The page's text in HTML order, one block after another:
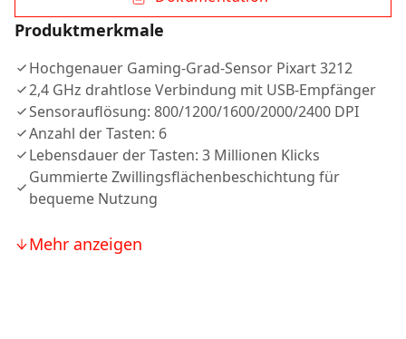
Produktmerkmale
Hochgenauer Gaming-Grad-Sensor Pixart 3212
2,4 GHz drahtlose Verbindung mit USB-Empfänger
Sensorauflösung: 800/1200/1600/2000/2400 DPI
Anzahl der Tasten: 6
Lebensdauer der Tasten: 3 Millionen Klicks
Gummierte Zwillingsflächenbeschichtung für
bequeme Nutzung
Mehr anzeigen